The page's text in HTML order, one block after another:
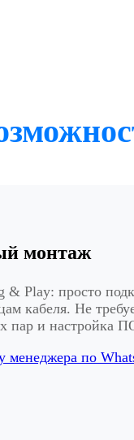
монтаж
& Play: просто
кабеля. Не
пар и настройка
менеджера по